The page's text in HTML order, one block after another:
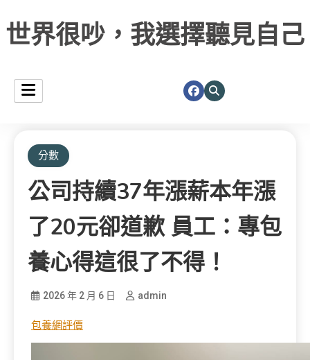
世界很吵，我選擇聽見自己
分數
公司持續37年漲薪本年漲
了20元卻道歉 員工：專包
養心得這很了不得！
2026 年 2 月 6 日 admin
包養網評價